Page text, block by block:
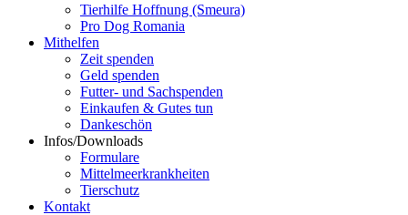
Tierhilfe Hoffnung (Smeura)
Pro Dog Romania
Mithelfen
Zeit spenden
Geld spenden
Futter- und Sachspenden
Einkaufen & Gutes tun
Dankeschön
Infos/Downloads
Formulare
Mittelmeerkrankheiten
Tierschutz
Kontakt